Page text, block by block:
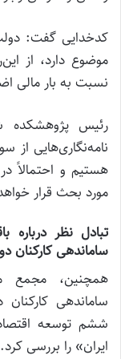
کدخدایی گفت: دولت
موضوع دارد، از
نسبت به بار مالی
رئیس پژوهشکده
نامه‌نگاری‌هایی از
هستیم و احتمالاً
مورد بحث قرار
تبادل نظر درباره
ساماندهی کارکنان
همچنین، مجمع
ششم توسعه
ایران» را بررسی کرد.